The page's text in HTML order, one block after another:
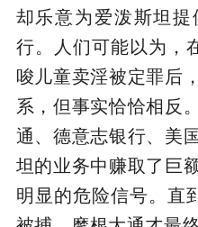
却乐意为爱泼斯坦
行。人们可能以为，
唆儿童卖淫被定罪后
系，但事实恰恰相反
通、德意志银行、美
坦的业务中赚取了巨
明显的危险信号。直